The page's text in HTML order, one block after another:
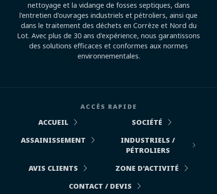
nettoyage et la vidange de fosses septiques, dans
l'entretien d'ouvrages industriels et pétroliers, ainsi que
dans le traitement des déchets en Corrèze et Nord du
Lot. Avec plus de 30 ans d'expérience, nous garantissons
des solutions efficaces et conformes aux normes
environnementales.
ACCÈS RAPIDE
ACCUEIL
SOCIÉTÉ
ASSAINISSEMENT
INDUSTRIELS /
PÉTROLIERS
AVIS CLIENTS
ZONE D'ACTIVITÉ
CONTACT / DEVIS